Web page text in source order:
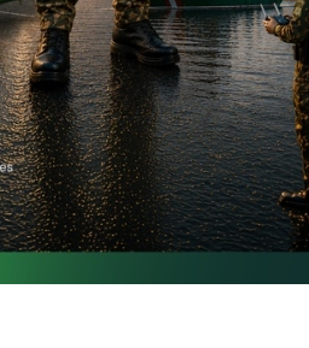
bija noderīga?
Sniegt atsauksmi